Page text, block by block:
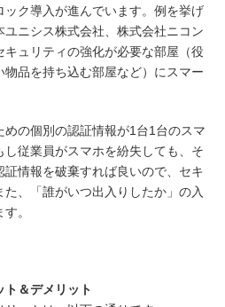
ック導入が進んでいます。例を挙げ
ニシス株式会社、株式会社ニコン
ュリティの強化が必要な部屋（役
品を持ち込む部屋など）にスマー
の個別の認証情報が1台1台のスマ
従業員がスマホを紛失しても、そ
情報を破棄すれば良いので、セキ
、「誰がいつ出入りしたか」の入
。
ト＆デメリット